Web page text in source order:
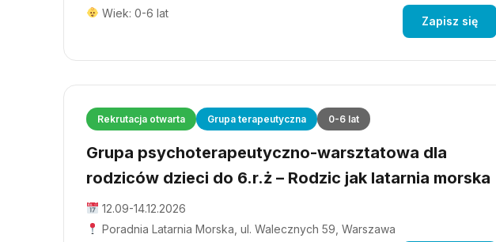
Wiek: 0-6 lat
Zapisz się
Rekrutacja otwarta Grupa terapeutyczna 0-6 lat
Grupa psychoterapeutyczno-warsztatowa dla
rodziców dzieci do 6.r.ż – Rodzic jak latarnia morska
12.09-14.12.2026
Poradnia Latarnia Morska, ul. Walecznych 59, Warszawa